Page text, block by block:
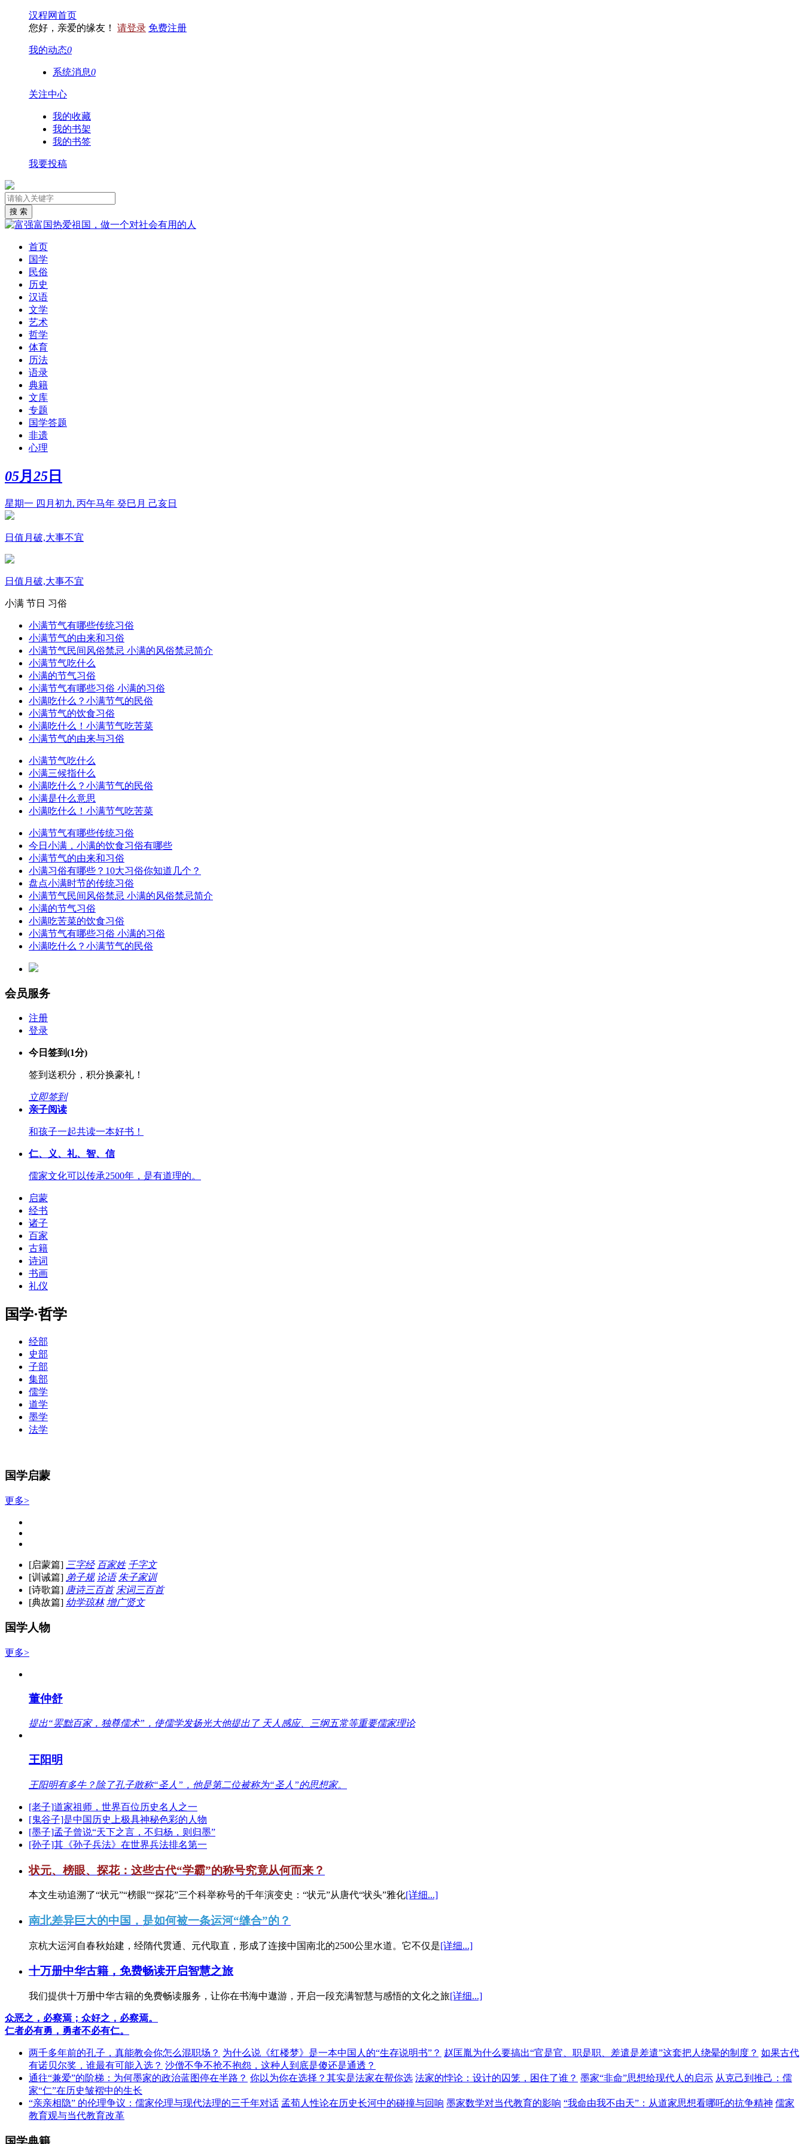
汉程网首页
您好，亲爱的缘友！ 请登录 免费注册
我的动态0
系统消息0
关注中心
我的收藏
我的书架
我的书签
我要投稿
首页
国学
民俗
历史
汉语
文学
艺术
哲学
体育
历法
语录
典籍
文库
专题
国学答题
非遗
心理
05月 25 日
星期一 四月初九 丙午马年 癸巳月 己亥日
日值月破,大事不宜
日值月破,大事不宜
小满 节日 习俗
小满节气有哪些传统习俗
小满节气的由来和习俗
小满节气民间风俗禁忌 小满的风俗禁忌简介
小满节气吃什么
小满的节气习俗
小满节气有哪些习俗 小满的习俗
小满吃什么？小满节气的民俗
小满节气的饮食习俗
小满吃什么！小满节气吃苦菜
小满节气的由来与习俗
小满节气吃什么
小满三候指什么
小满吃什么？小满节气的民俗
小满是什么意思
小满吃什么！小满节气吃苦菜
小满节气有哪些传统习俗
今日小满，小满的饮食习俗有哪些
小满节气的由来和习俗
小满习俗有哪些？10大习俗你知道几个？
盘点小满时节的传统习俗
小满节气民间风俗禁忌 小满的风俗禁忌简介
小满的节气习俗
小满吃苦菜的饮食习俗
小满节气有哪些习俗 小满的习俗
小满吃什么？小满节气的民俗
会员服务
注册
登录
今日签到(1分)
签到送积分，积分换豪礼！
立即签到
亲子阅读
和孩子一起共读一本好书！
仁、义、礼、智、信
儒家文化可以传承2500年，是有道理的。
启蒙
经书
诸子
百家
古籍
诗词
书画
礼仪
国学·哲学
经部
史部
子部
集部
儒学
道学
墨学
法学
国学启蒙
更多>
[启蒙篇] 三字经 百家姓 千字文
[训诫篇] 弟子规 论语 朱子家训
[诗歌篇] 唐诗三百首 宋词三百首
[典故篇] 幼学琼林 增广贤文
国学人物
更多>
董仲舒
提出“罢黜百家，独尊儒术”，使儒学发扬光大他提出了 天人感应、三纲五常等重要儒家理论
王阳明
王阳明有多牛？除了孔子敢称“圣人”，他是第二位被称为“圣人”的思想家。
[老子]道家祖师，世界百位历史名人之一
[鬼谷子]是中国历史上极具神秘色彩的人物
[墨子]孟子曾说“天下之言，不归杨，则归墨”
[孙子]其《孙子兵法》在世界兵法排名第一
状元、榜眼、探花：这些古代“学霸”的称号究竟从何而来？
本文生动追溯了“状元”“榜眼”“探花”三个科举称号的千年演变史：“状元”从唐代“状头”雅化[详细...]
南北差异巨大的中国，是如何被一条运河“缝合”的？
京杭大运河自春秋始建，经隋代贯通、元代取直，形成了连接中国南北的2500公里水道。它不仅是[详细...]
十万册中华古籍，免费畅读开启智慧之旅
我们提供十万册中华古籍的免费畅读服务，让你在书海中遨游，开启一段充满智慧与感悟的文化之旅[详细...]
众恶之，必察焉；众好之，必察焉。
仁者必有勇，勇者不必有仁。
两千多年前的孔子，真能教会你怎么混职场？ 为什么说《红楼梦》是一本中国人的“生存说明书”？ 赵匡胤为什么要搞出“官是官、职是职、差遣是差遣”这套把人绕晕的制度？ 如果古代
有诺贝尔奖，谁最有可能入选？ 沙僧不争不抢不抱怨，这种人到底是傻还是通透？
通往“兼爱”的阶梯：为何墨家的政治蓝图停在半路？ 你以为你在选择？其实是法家在帮你选 法家的悖论：设计的囚笼，困住了谁？ 墨家“非命”思想给现代人的启示 从克己到推己：儒
家“仁”在历史皱褶中的生长
“亲亲相隐” 的伦理争议：儒家伦理与现代法理的三千年对话 孟荀人性论在历史长河中的碰撞与回响 墨家数学对当代教育的影响 “我命由我不由天”：从道家思想看哪吒的抗争精神 儒家
教育观与当代教育改革
国学典籍